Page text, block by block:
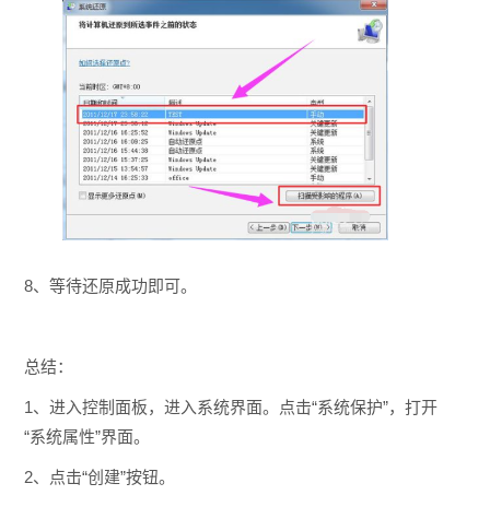
8、等待还原成功即可。
总结：
1、进入控制面板，进入系统界面。点击“系统保护”，打开
“系统属性”界面。
2、点击“创建”按钮。